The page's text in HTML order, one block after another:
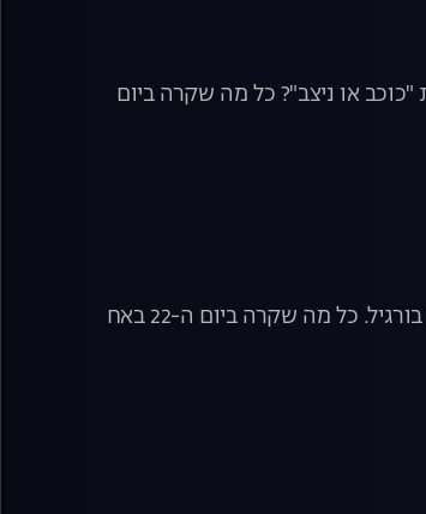
או ניצב"? כל מה שקרה ביום
הזוכים במשימת "כוכב או ניצב", יובל לוי אינה מרגישה שייכת לבית והמשבר החדש בין האחים בורגיל. כל מה שקרה ביום ה-22 באח